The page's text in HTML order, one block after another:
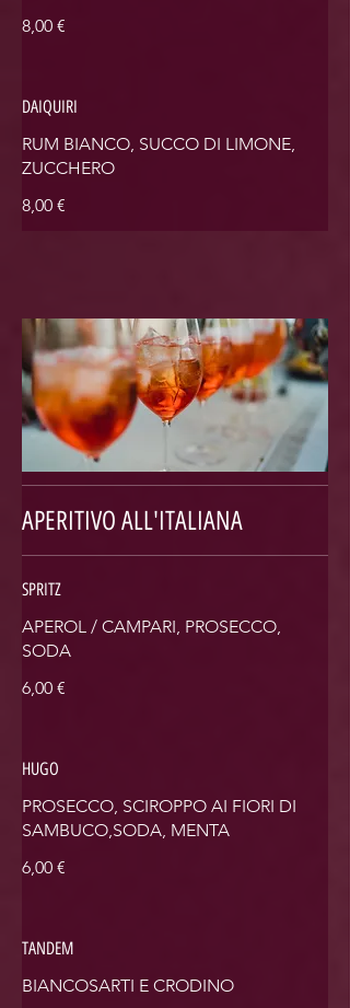
8,00 €
DAIQUIRI
RUM BIANCO, SUCCO DI LIMONE,
ZUCCHERO
8,00 €
APERITIVO ALL'ITALIANA
SPRITZ
APEROL / CAMPARI, PROSECCO,
SODA
6,00 €
HUGO
PROSECCO, SCIROPPO AI FIORI DI
SAMBUCO,SODA, MENTA
6,00 €
TANDEM
BIANCOSARTI E CRODINO